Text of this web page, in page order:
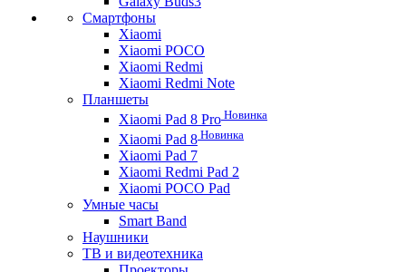
Смартфоны
Xiaomi
Xiaomi POCO
Xiaomi Redmi
Xiaomi Redmi Note
Планшеты
Xiaomi Pad 8 Pro Новинка
Xiaomi Pad 8 Новинка
Xiaomi Pad 7
Xiaomi Redmi Pad 2
Xiaomi POCO Pad
Умные часы
Smart Band
Наушники
ТВ и видеотехника